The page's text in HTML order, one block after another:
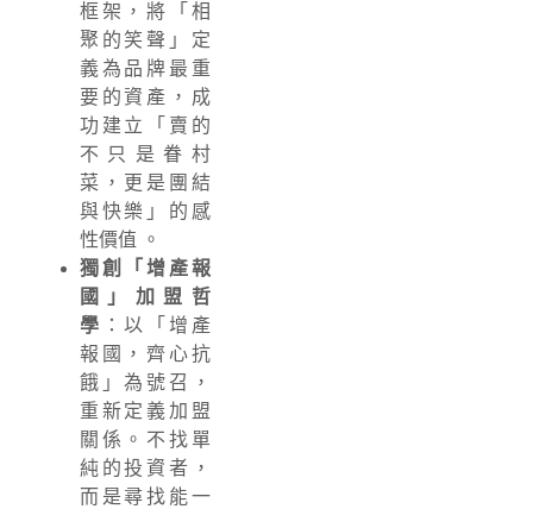
框架，將「相
聚的笑聲」定
義為品牌最重
要的資產，成
功建立「賣的
不只是眷村
菜，更是團結
與快樂」的感
性價值 。
獨創「增產報
國」加盟哲
學 ：以「增產
報國，齊心抗
餓」為號召，
重新定義加盟
關係。不找單
純的投資者，
而是尋找能一